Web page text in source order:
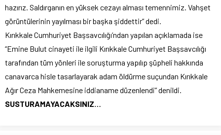
hazırız. Saldırganın en yüksek cezayı alması temennimiz. Vahşet
görüntülerinin yayılması bir başka şiddettir” dedi.
Kırıkkale Cumhuriyet Başsavcılığı’ndan yapılan açıklamada ise
“Emine Bulut cinayeti ile ilgili Kırıkkale Cumhuriyet Başsavcılığı
tarafından tüm yönleri ile soruşturma yapılıp şüpheli hakkında
canavarca hisle tasarlayarak adam öldürme suçundan Kırıkkale
Ağır Ceza Mahkemesine iddianame düzenlendi” denildi.
SUSTURAMAYACAKSINIZ…